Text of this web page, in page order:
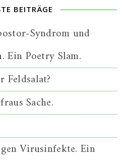
BEITRÄGE
Syndrom und
Ein Poetry Slam.
Feldsalat?
Sache.
Virusinfekte. Ein